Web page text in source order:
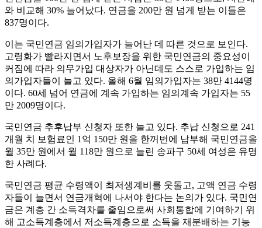
와 비교해 30% 늘어났다. 연금을 200만 원 넘게 받는 이들은
837명이다.
이는 국민연금 임의가입자가 늘어난 데 따른 것으로 보인다.
고령화가 빨라지면서 노후보장을 위한 국민연금의 중요성이
커짐에 따라 의무가입 대상자가 아닌데도 스스로 가입하는 임
의가입자들이 늘고 있다. 올해 6월 임의가입자는 38만 4144명
이다. 60세 넘어 연금에 계속 가입하는 임의계속 가입자는 55
만 2009명이다.
국민연금 추후납부 신청자 또한 늘고 있다. 추납 신청으로 241
개월 치 보험료인 1억 150만 원을 한꺼번에 납부해 국민연금을
월 35만 원에서 월 118만 원으로 늘린 송파구 50세 여성은 유명
한 사례다.
국민연금 평균 수령액이 최저생계비를 웃돌고, 고액 연금 수령
자들이 늘면서 연금개혁에 나서야 한다는 논의가 있다. 국민연
금은 계층 간 소득격차를 줄임으로써 사회통합에 기여하기 위
해 고소득계층에서 저소득계층으로 소득을 재분배하는 기능